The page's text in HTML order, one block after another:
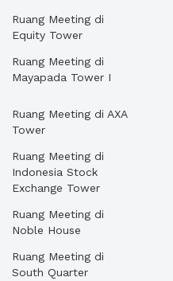
Ruang Meeting di
Equity Tower
Ruang Meeting di
Mayapada Tower I
Ruang Meeting di AXA
Tower
Ruang Meeting di
Indonesia Stock
Exchange Tower
Ruang Meeting di
Noble House
Ruang Meeting di
South Quarter